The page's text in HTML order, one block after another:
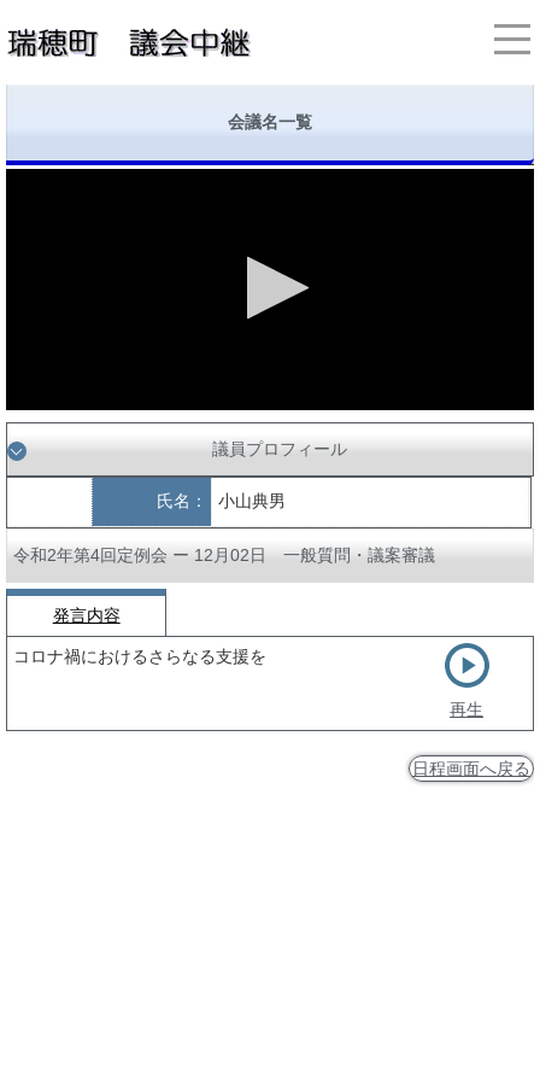
会議名一覧
議員プロフィール
氏名： 小山典男
令和2年第4回定例会 ー 12月02日 一般質問・議案審議
発言内容
コロナ禍におけるさらなる支援を
再生
日程画面へ戻る